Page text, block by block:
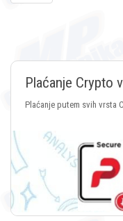
Plaćanje Crypto
Plaćanje putem svih vrsta